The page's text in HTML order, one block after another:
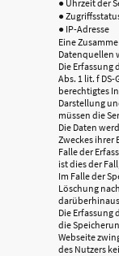
● Uhrzeit der
●
● IP-Adresse
Eine
Datenquellen
Die Erfassung
Abs. 1 lit. f
berechtigtes
Darstellung
müssen die
Die Daten
Zweckes ihrer
Falle der
ist dies der
Im Falle der
Löschung
Die Erfassung
die
Webseite
des Nutzers